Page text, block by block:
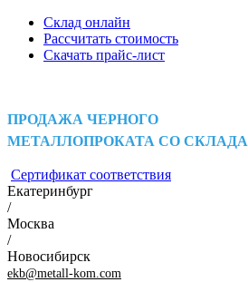
Склад онлайн
Рассчитать стоимость
Скачать прайс-лист
ПРОДАЖА ЧЕРНОГО
МЕТАЛЛОПРОКАТА СО СКЛАДА
Сертификат соответствия
Екатеринбург
/
Москва
/
Новосибирск
ekb@metall-kom.com